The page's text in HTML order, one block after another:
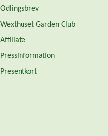
Odlingsbrev
Wexthuset Garden Club
Affiliate
Pressinformation
Presentkort